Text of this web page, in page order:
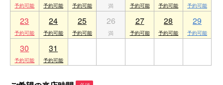
23 24 25 26 27 28 29
30 31